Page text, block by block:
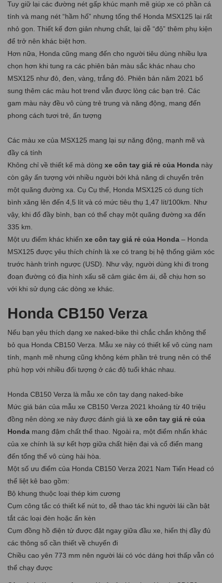
Tuy giữ lại các đường nét gấp khúc mạnh mẽ giúp xe có phần cá
tính và mang nét “hầm hố” nhưng tổng thể Honda MSX125 lại rất
nhỏ gọn. Thiết kế đơn giản nhưng chất, lại dễ “độ” thêm phụ kiện
để trở nên khác biệt hơn.
Hơn nữa, Honda cũng mang đến cho người tiêu dùng nhiều lựa
chọn hơn khi tung ra các phiên bản màu sắc khác nhau cho
MSX125 như đỏ, đen, vàng, trắng đỏ. Phiên bản năm 2021 bổ
sung thêm các màu hot trend vẫn được lòng các bạn trẻ. Các
gam màu này đều vô cùng trẻ trung và năng động, mang đến
phong cách tươi trẻ, ấn tượng
Các màu xe của MSX125 mang lại sự năng động, mạnh mẽ và
đầy cá tính
Không chỉ về thiết kế mà dòng xe côn tay giá rẻ của Honda này
còn gây ấn tượng với nhiều người bởi khả năng di chuyển trên
một quãng đường xa. Cụ Cụ thể, Honda MSX125 có dung tích
bình xăng lên đến 4,5 lít và có mức tiêu thụ 1,47 lít/100km. Như
vậy, khi đổ đầy bình, bạn có thể chạy một quãng đường xa đến
335 km.
Một ưu điểm khác khiến xe côn tay giá rẻ của Honda – Honda
MSX125 được yêu thích chính là xe có trang bị hệ thống giảm xóc
trước hành trình ngược (USD). Như vậy, người dùng khi đi trong
đoạn đường có địa hình xấu sẽ cảm giác êm ái, dễ chịu hơn so
với khi sử dụng các dòng xe khác.
Honda CB150 Verza
Nếu bạn yêu thích dạng xe naked-bike thì chắc chắn không thể
bỏ qua Honda CB150 Verza. Mẫu xe này có thiết kế vô cùng nam
tính, mạnh mẽ nhưng cũng không kém phần trẻ trung nên có thể
phù hợp với nhiều đối tượng ở các độ tuổi khác nhau.
Honda CB150 Verza là mẫu xe côn tay dạng naked-bike
Mức giá bán của mẫu xe CB150 Verza 2021 khoảng từ 40 triệu
đồng nên dòng xe này được đánh giá là xe côn tay giá rẻ của
Honda mang đậm chất thể thao. Ngoài ra, một điểm nhấn khác
của xe chính là sự kết hợp giữa chất hiện đại và cổ điển mang
đến tổng thể vô cùng hài hòa.
Một số ưu điểm của Honda CB150 Verza 2021 Nam Tiến Head có
thể liệt kê bao gồm:
Bộ khung thuộc loại thép kim cương
Cụm công tắc có thiết kế nút to, dễ thao tác khi người lái cần bật
tắt các loại đèn hoặc ấn kèn
Cụm đồng hồ điện tử được đặt ngay giữa đầu xe, hiển thị đầy đủ
các thông số cần thiết về chuyến đi
Chiều cao yên 773 mm nên người lái có vóc dáng hơi thấp vẫn có
thể chạy được